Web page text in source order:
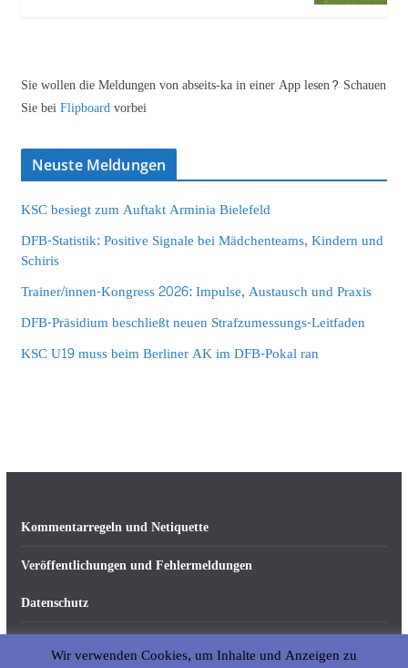
Sie wollen die Meldungen von abseits-ka in einer App lesen? Schauen
Sie beiFlipboardvorbei
Neuste Meldungen
KSC besiegt zum Auftakt Arminia Bielefeld
DFB-Statistik: Positive Signale bei Mädchenteams, Kindern und
Schiris
Trainer/innen-Kongress 2026: Impulse, Austausch und Praxis
DFB-Präsidium beschließt neuen Strafzumessungs-Leitfaden
KSC U19 muss beim Berliner AK im DFB-Pokal ran
Kommentarregeln und Netiquette
Veröffentlichungen und Fehlermeldungen
Datenschutz
Impressum
Wir verwenden Cookies, um Inhalte und Anzeigen zu